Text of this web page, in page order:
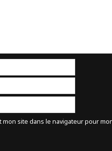
site dans le navigateur pour